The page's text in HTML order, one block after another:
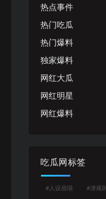
热点事件
热门吃瓜
热门爆料
独家爆料
网红大瓜
网红明星
网红爆料
吃瓜网标签
#人设崩塌 #潜规则